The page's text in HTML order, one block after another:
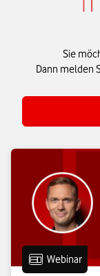
Sie
Dann melden
Eintrag vom
Webinar